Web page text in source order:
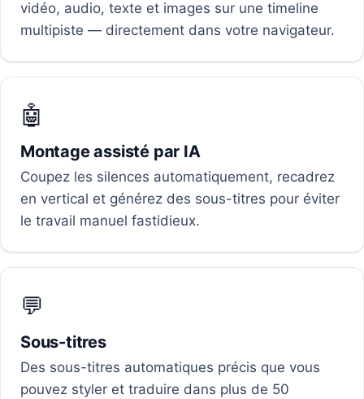
vidéo, audio, texte et images sur une timeline
multipiste — directement dans votre navigateur.
🤖
Montage assisté par IA
Coupez les silences automatiquement, recadrez
en vertical et générez des sous-titres pour éviter
le travail manuel fastidieux.
💬
Sous-titres
Des sous-titres automatiques précis que vous
pouvez styler et traduire dans plus de 50